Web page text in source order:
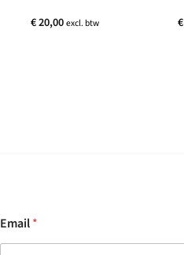
€20,00excl. btw €
Email*